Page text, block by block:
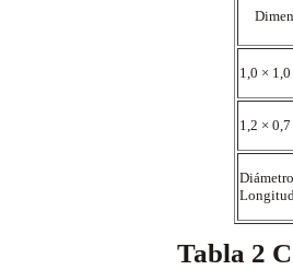
1,0 ×
1,2 ×
Tabla 2